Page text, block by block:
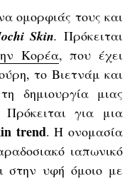
ομορφιάς τους και
Skin.Πρόκειται
Κορέα, που έχει
το Βιετνάμ και
δημιουργία μιας
Πρόκειται για μια
trend. Η ονομασία
ιαπωνικό
στην υφή όμοιο με